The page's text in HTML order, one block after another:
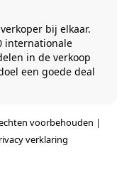
bij elkaar.
internationale
in de verkoop
een goede deal
voorbehouden |
verklaring